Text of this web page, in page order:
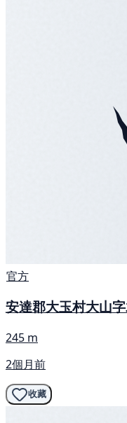
官方
安達郡大玉村大山
245 m
2個月前
收藏